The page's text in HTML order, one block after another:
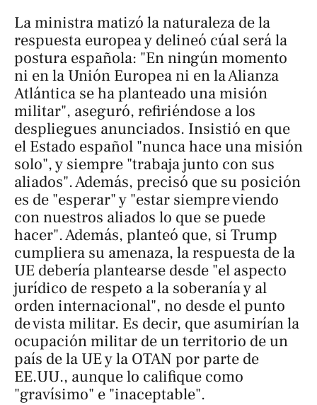
La ministra matizó la naturaleza de la
respuesta europea y delineó cúal será la
postura española: "En ningún momento
ni en la Unión Europea ni en la Alianza
Atlántica se ha planteado una misión
militar", aseguró, refiriéndose a los
despliegues anunciados. Insistió en que
el Estado español "nunca hace una misión
solo", y siempre "trabaja junto con sus
aliados". Además, precisó que su posición
es de "esperar" y "estar siempre viendo
con nuestros aliados lo que se puede
hacer". Además, planteó que, si Trump
cumpliera su amenaza, la respuesta de la
UE debería plantearse desde "el aspecto
jurídico de respeto a la soberanía y al
orden internacional", no desde el punto
de vista militar. Es decir, que asumirían la
ocupación militar de un territorio de un
país de la UE y la OTAN por parte de
EE.UU., aunque lo califique como
"gravísimo" e "inaceptable".